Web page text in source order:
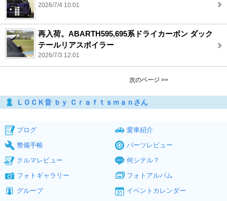
2026/7/4 10:01
再入荷。ABARTH595,695系ドライカーボン ダック
テールリアスポイラー
2026/7/3 12:01
次のページ >>
ＬＯＣＫ音 ｂｙ Ｃｒａｆｔｓｍａｎさん
ブログ
愛車紹介
整備手帳
パーツレビュー
クルマレビュー
何シテル？
フォトギャラリー
フォトアルバム
グループ
イベントカレンダー